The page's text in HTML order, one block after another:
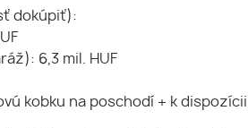
dokúpiť):
6,3 mil. HUF
kobku na poschodí + k